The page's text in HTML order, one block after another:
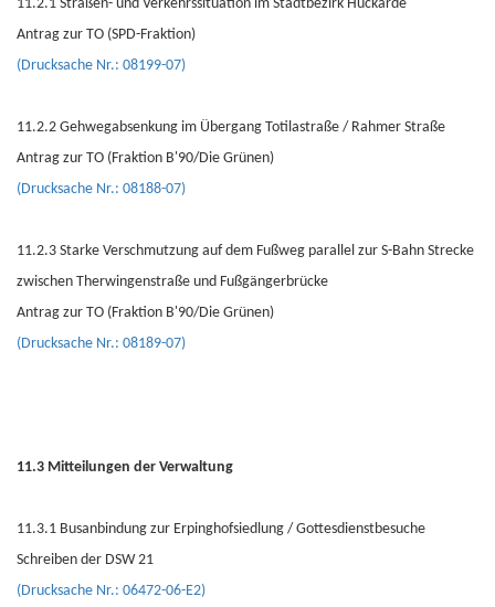
11.2.1 Straßen- und Verkehrssituation im Stadtbezirk Huckarde
Antrag zur TO (SPD-Fraktion)
(Drucksache Nr.: 08199-07)
11.2.2 Gehwegabsenkung im Übergang Totilastraße / Rahmer Straße
Antrag zur TO (Fraktion B'90/Die Grünen)
(Drucksache Nr.: 08188-07)
11.2.3 Starke Verschmutzung auf dem Fußweg parallel zur S-Bahn Strecke
zwischen Therwingenstraße und Fußgängerbrücke
Antrag zur TO (Fraktion B'90/Die Grünen)
(Drucksache Nr.: 08189-07)
11.3 Mitteilungen der Verwaltung
11.3.1 Busanbindung zur Erpinghofsiedlung / Gottesdienstbesuche
Schreiben der DSW 21
(Drucksache Nr.: 06472-06-E2)